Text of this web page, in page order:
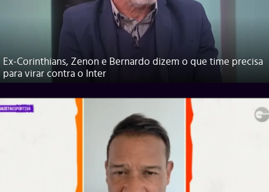
Ex-Corinthians, Zenon e Bernardo dizem o que time precisa
para virar contra o Inter